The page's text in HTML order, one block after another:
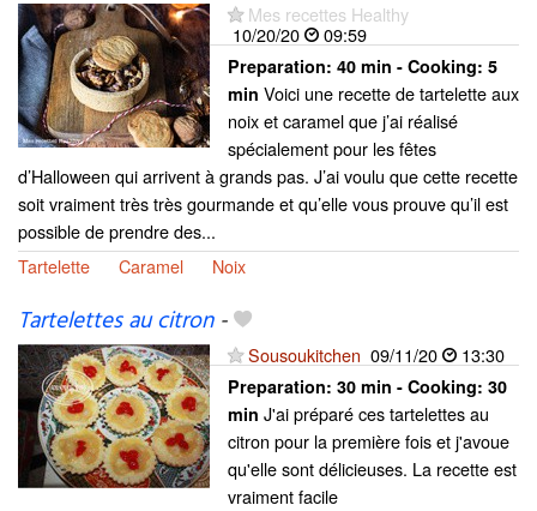
Mes recettes Healthy
10/20/20
09:59
Preparation: 40 min - Cooking: 5
min Voici une recette de tartelette aux
noix et caramel que j’ai réalisé
spécialement pour les fêtes
d’Halloween qui arrivent à grands pas. J’ai voulu que cette recette
soit vraiment très très gourmande et qu’elle vous prouve qu’il est
possible de prendre des...
Tartelette
Caramel Noix
Tartelettes au citron-
Sousoukitchen 09/11/20 13:30
Preparation: 30 min - Cooking: 30
min J'ai préparé ces tartelettes au
citron pour la première fois et j'avoue
qu'elle sont délicieuses. La recette est
vraiment facile